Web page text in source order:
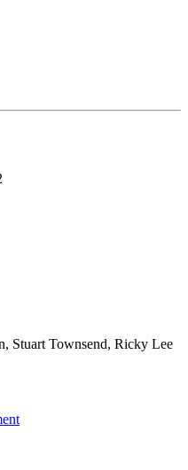
Stuart Townsend, Ricky Lee